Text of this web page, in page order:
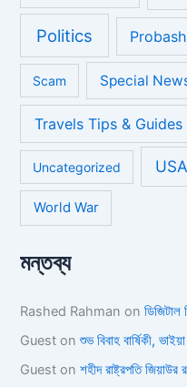
Politics
Scam Special
Travels Tips & Guides
Uncategorized USA
World War
মন্তব্য
Rashed Rahman on
Guest onশুভ বিবাহ বার্ষিকী,
Guest onশহীদ রাষ্ট্রপতি